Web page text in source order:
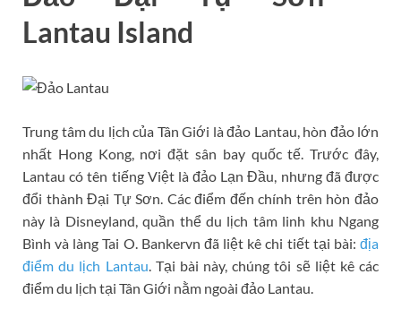
Lantau Island
Trung tâm du lịch của Tân Giới là đảo Lantau, hòn đảo lớn
nhất Hong Kong, nơi đặt sân bay quốc tế. Trước đây,
Lantau có tên tiếng Việt là đảo Lạn Đầu, nhưng đã được
đổi thành Đại Tự Sơn. Các điểm đến chính trên hòn đảo
này là Disneyland, quần thể du lịch tâm linh khu Ngang
Bình và làng Tai O. Bankervn đã liệt kê chi tiết tại bài: địa
điểm du lịch Lantau. Tại bài này, chúng tôi sẽ liệt kê các
điểm du lịch tại Tân Giới nằm ngoài đảo Lantau.